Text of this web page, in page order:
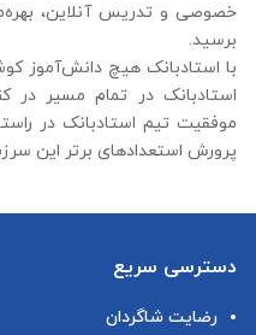
خصوصی و تدریس آنلاین،
برسید.
با استادبانک هیچ دانش‌آموز
استادبانک در تمام مسیر
موفقیت تیم استادبانک در
پرورش استعدادهای برتر این
دسترسی سریع
رضایت شاگردان